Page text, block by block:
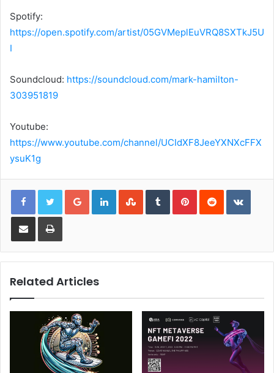
Spotify:
https://open.spotify.com/artist/05GVMeplEuVRQ8SXTkJ5U
I
Soundcloud: https://soundcloud.com/mark-hamilton-
303951819
Youtube:
https://www.youtube.com/channel/UCIdXF8JeeYXNXcFFX
ysuK1g
Google+LinkedInStumbleUpon
TumblrPinterestReddit
Share via Email Print
Related Articles